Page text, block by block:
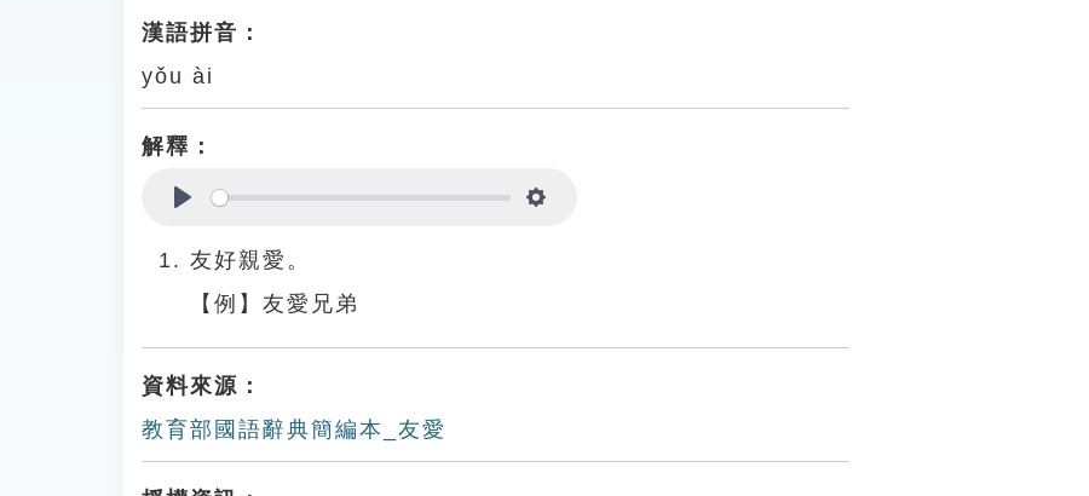
漢語拼音：
yǒu ài
解釋：
友好親愛。
【例】友愛兄弟
資料來源：
教育部國語辭典簡編本_友愛